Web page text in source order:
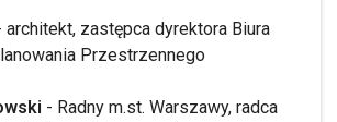
architekt, zastępca dyrektora Biura
Przestrzennego
- Radny m.st. Warszawy, radca